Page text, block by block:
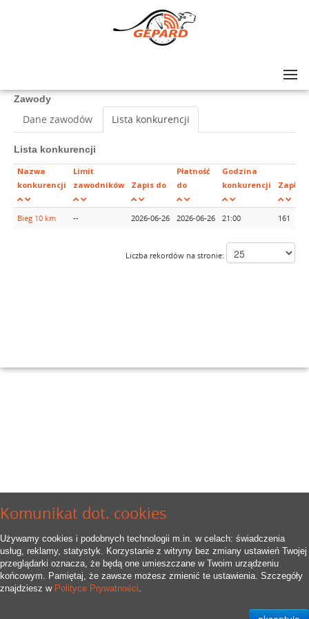
Komunikat dot. cookies
Używamy cookies i podobnych technologii m.in. w celach: świadczenia
usług, reklamy, statystyk. Korzystanie z witryny bez zmiany ustawień Twojej
przeglądarki oznacza, że będą one umieszczane w Twoim urządzeniu
końcowym. Pamiętaj, że zawsze możesz zmienić te ustawienia. Szczegóły
znajdziesz w Polityce Prywatności.
Zawody
Dane zawodów Lista konkurencji
Lista konkurencji
Nazwa
konkurencji
Limit
zawodników
Zapis do
Płatność
do
Godzina
konkurencji
Bieg 10 km -- 2026-06-26 2026-06-26 21:00 161
Liczba rekordów na stronie: